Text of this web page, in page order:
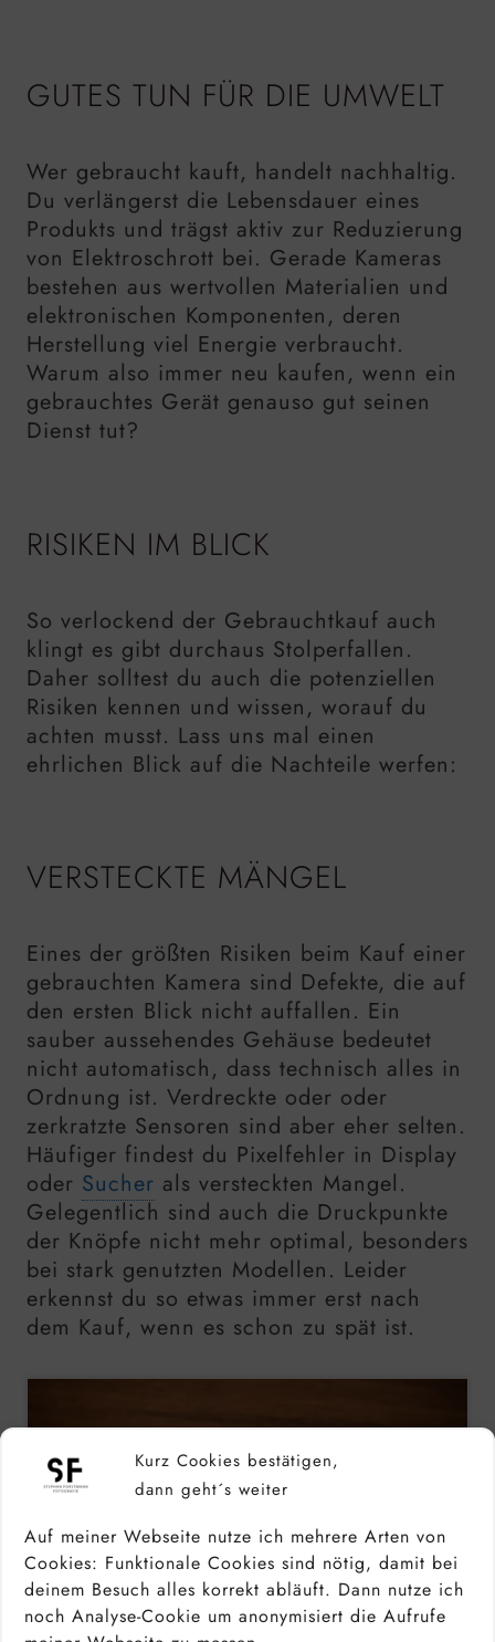
Kurz Cookies bestätigen,
dann geht´s weiter
Auf meiner Webseite nutze ich mehrere Arten von
Cookies: Funktionale Cookies sind nötig, damit bei
deinem Besuch alles korrekt abläuft. Dann nutze ich
noch Analyse-Cookie um anonymisiert die Aufrufe
GUTES TUN FÜR DIE UMWELT
Wer gebraucht kauft, handelt nachhaltig.
Du verlängerst die Lebensdauer eines
Produkts und trägst aktiv zur Reduzierung
von Elektroschrott bei. Gerade Kameras
bestehen aus wertvollen Materialien und
elektronischen Komponenten, deren
Herstellung viel Energie verbraucht.
Warum also immer neu kaufen, wenn ein
gebrauchtes Gerät genauso gut seinen
Dienst tut?
RISIKEN IM BLICK
So verlockend der Gebrauchtkauf auch
klingt es gibt durchaus Stolperfallen.
Daher solltest du auch die potenziellen
Risiken kennen und wissen, worauf du
achten musst. Lass uns mal einen
ehrlichen Blick auf die Nachteile werfen:
VERSTECKTE MÄNGEL
Eines der größten Risiken beim Kauf einer
gebrauchten Kamera sind Defekte, die auf
den ersten Blick nicht auffallen. Ein
sauber aussehendes Gehäuse bedeutet
nicht automatisch, dass technisch alles in
Ordnung ist. Verdreckte oder oder
zerkratzte Sensoren sind aber eher selten.
Häufiger findest du Pixelfehler in Display
oder Sucher als versteckten Mangel.
Gelegentlich sind auch die Druckpunkte
der Knöpfe nicht mehr optimal, besonders
bei stark genutzten Modellen. Leider
erkennst du so etwas immer erst nach
dem Kauf, wenn es schon zu spät ist.